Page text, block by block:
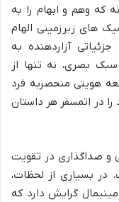
که وهم و ابهام را به
های زیرزمینی الهام
آزاردهنده به
بصری، نه تنها از
هویتی منحصربه فرد
در اتمسفر هر داستان
صداگذاری در تقویت
در بسیاری از لحظات،
گرایش دارد که